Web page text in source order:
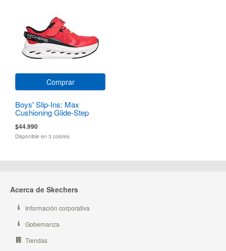
Comprar
Boys' Slip-Ins: Max
Cushioning Glide-Step
$44.990
Disponible en 3 colores
Acerca de Skechers
Información corporativa
Gobernanza
Tiendas